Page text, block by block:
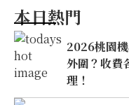
本日熱門
2026桃園
外圍？收費
理！